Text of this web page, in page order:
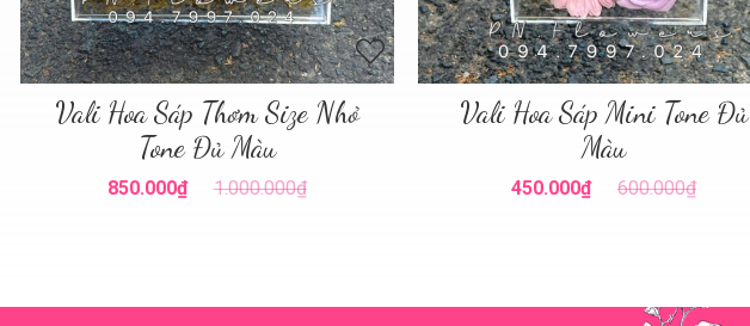
Vali Hoa Sáp Thơm Size Nhỏ
Tone Đủ Màu
850.000₫ 1.000.000₫
Vali Hoa Sáp Mini Tone Đủ
Màu
450.000₫ 600.000₫